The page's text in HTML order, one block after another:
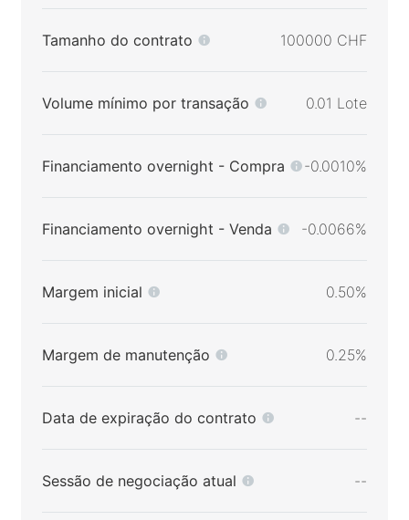
Tamanho do contrato 100000 CHF
Volume mínimo por transação 0.01 Lote
Financiamento overnight - Compra -0.0010%
Financiamento overnight - Venda -0.0066%
Margem inicial 0.50%
Margem de manutenção 0.25%
Data de expiração do contrato --
Sessão de negociação atual --